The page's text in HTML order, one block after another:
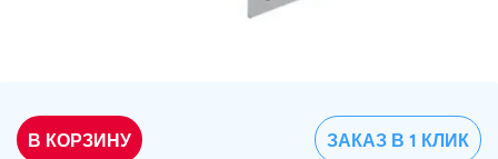
В КОРЗИНУ ЗАКАЗ В 1 КЛИК